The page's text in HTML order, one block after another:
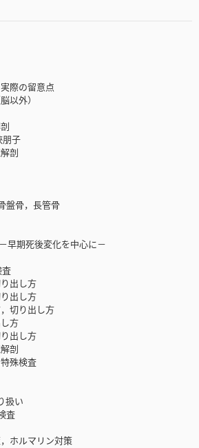
際の留意点
外）
子
剖
骨，長管骨
期死後変化を中心に－
出し方
出し方
切り出し方
方
出し方
剖
殊検査
い
査
ホルマリン対策